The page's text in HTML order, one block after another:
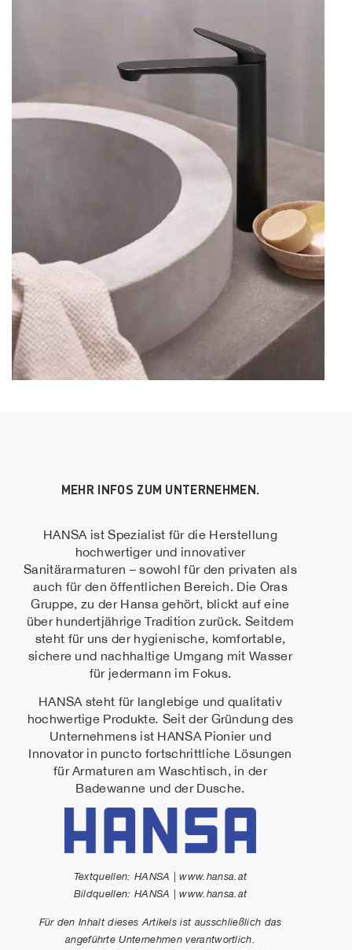
MEHR INFOS ZUM UNTERNEHMEN.
HANSA ist Spezialist für die Herstellung
hochwertiger und innovativer
Sanitärarmaturen – sowohl für den privaten als
auch für den öffentlichen Bereich. Die Oras
Gruppe, zu der Hansa gehört, blickt auf eine
über hundertjährige Tradition zurück. Seitdem
steht für uns der hygienische, komfortable,
sichere und nachhaltige Umgang mit Wasser
für jedermann im Fokus.
HANSA steht für langlebige und qualitativ
hochwertige Produkte. Seit der Gründung des
Unternehmens ist HANSA Pionier und
Innovator in puncto fortschrittliche Lösungen
für Armaturen am Waschtisch, in der
Badewanne und der Dusche.
Textquellen: HANSA | www.hansa.at
Bildquellen: HANSA | www.hansa.at
Für den Inhalt dieses Artikels ist ausschließlich das
angeführte Unternehmen verantwortlich.